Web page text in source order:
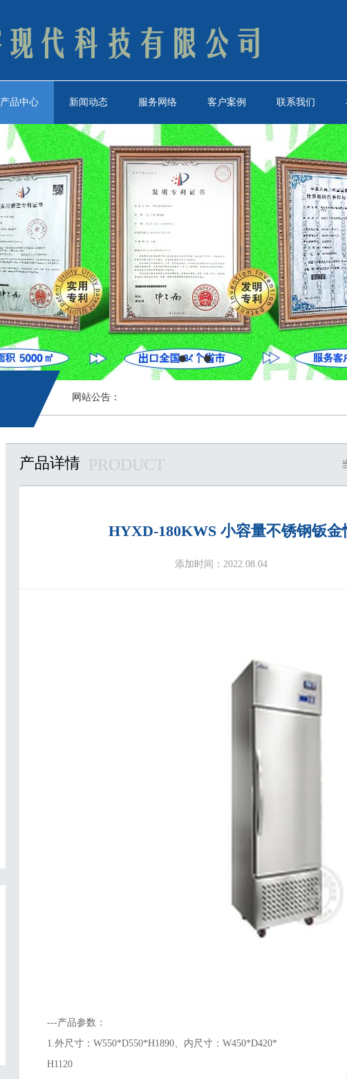
产品中心 新闻动态 服务网络 客户案例 联系我们
网站公告：
产品详情 PRODUCT
HYXD-180KWS 小容量不锈钢钣
添加时间：2022.08.04
---产品参
1.外尺寸：W550*D550*H1890、内尺寸：W450*D420*
H1120